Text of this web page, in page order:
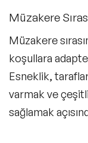
Müzakere
Müzakere
koşullara
Esneklik,
varmak ve
sağlamak